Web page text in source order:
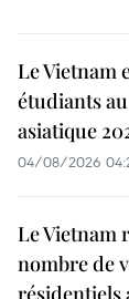
Le Vietnam
étudiants
asiatique
04/08/2026
Le Vietnam
nombre de